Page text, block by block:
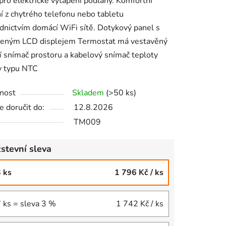
z chytrého telefonu nebo tabletu
domácí WiFi sítě. Dotykový panel s
LCD displejem Termostat má vestavěný
prostoru a kabelový snímač teploty
typu NTC
Skladem (>50 ks)
doručit do:
12.8.2026
TM009
sleva
ks 1 796 Kč/ ks
ks = sleva 3 % 1 742 Kč/ ks